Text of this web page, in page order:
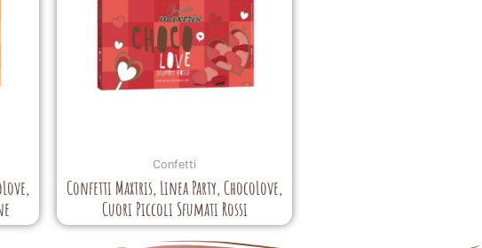
Confetti
Confetti Maxtris, Linea Party, ChocoLove,
Cuori Piccoli Sfumati Rossi